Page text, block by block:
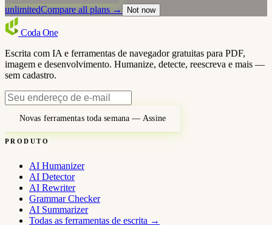
unlimitedCompare all plans → Not now
Coda One
Escrita com IA e ferramentas de navegador gratuitas para PDF,
imagem e desenvolvimento. Humanize, detecte, reescreva e mais —
sem cadastro.
Novas ferramentas toda semana — Assine
PRODUTO
AI Humanizer
AI Detector
AI Rewriter
Grammar Checker
AI Summarizer
Todas as ferramentas de escrita →